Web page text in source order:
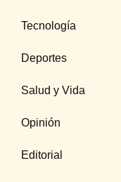
Tecnología
Deportes
Salud y Vida
Opinión
Editorial